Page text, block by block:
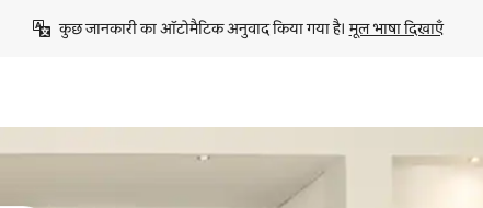
कुछ जानकारी का ऑटोमैटिक अनुवाद किया गया है। मूल भाषा दिखाएँ